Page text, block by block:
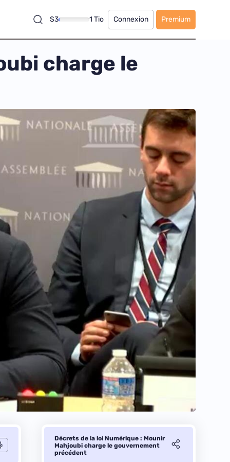
S3 1 Tio Connexion Premium
charge le
Décrets de la loi Numérique : Mounir
Mahjoubi charge le gouvernement
précédent